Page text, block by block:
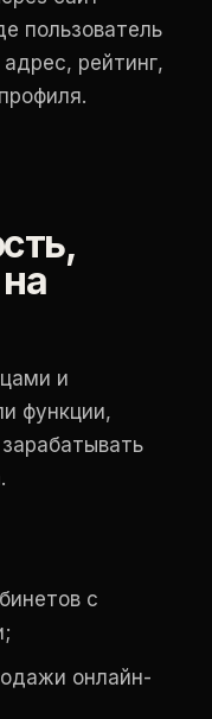
пользователь
рейтинг,
и
функции,
с
онлайн-